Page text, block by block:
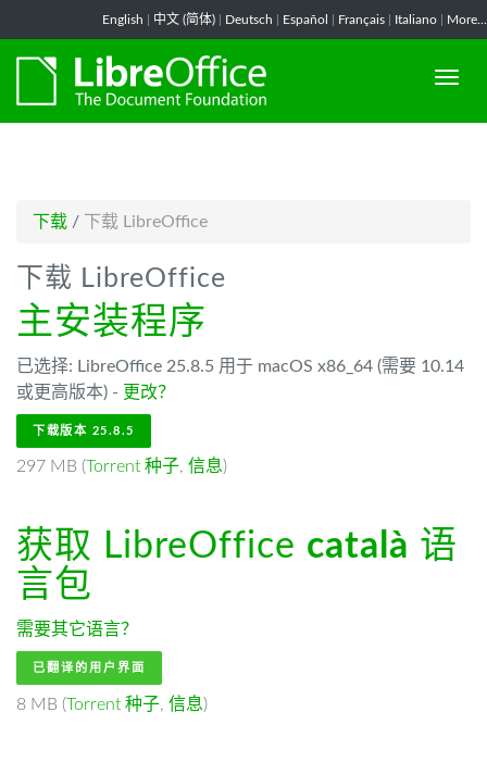
English 中文 (简体) Deutsch Español Français Italiano More...
下载 / 下载 LibreOffice
下载 LibreOffice
主安装程序
已选择: LibreOffice 25.8.5 用于 macOS x86_64 (需要 10.14
或更高版本) - 更改？
下载版本 25.8.5
297 MB (Torrent 种子, 信息)
获取 LibreOffice català 语
言包
需要其它语言？
已翻译的用户界面
8 MB (Torrent 种子, 信息)